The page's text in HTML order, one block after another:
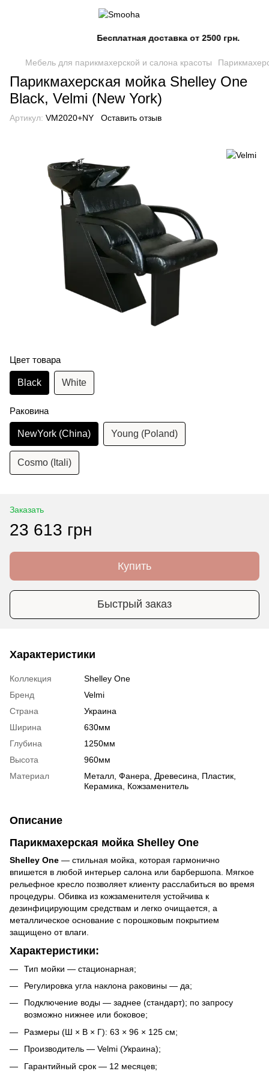
Бесплатная доставка от 2500 грн.
Мебель для парикмахерской и салона красоты
Парикмахерская мойка Shelley One
Black, Velmi (New York)
Артикул: VM2020+NY Оставить отзыв
Цвет товара
Black White
Раковина
NewYork (China) Young (Poland)
Cosmo (Itali)
Заказать
23 613 грн
Купить
Быстрый заказ
Характеристики
Коллекция
Shelley One
Бренд
Velmi
Страна
Украина
Ширина
630мм
Глубина
1250мм
Высота
960мм
Материал
Металл, Фанера, Древесина, Пластик,
Керамика, Кожзаменитель
Описание
Парикмахерская мойка Shelley One
Shelley One — стильная мойка, которая гармонично
впишется в любой интерьер салона или барбершопа. Мягкое
рельефное кресло позволяет клиенту расслабиться во время
процедуры. Обивка из кожзаменителя устойчива к
дезинфицирующим средствам и легко очищается, а
металлическое основание с порошковым покрытием
защищено от влаги.
Характеристики:
Тип мойки — стационарная;
Регулировка угла наклона раковины — да;
Подключение воды — заднее (стандарт); по запросу
возможно нижнее или боковое;
Размеры (Ш × В × Г): 63 × 96 × 125 см;
Производитель — Velmi (Украина);
Гарантийный срок — 12 месяцев;